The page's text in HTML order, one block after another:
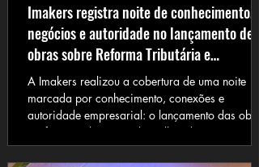
Imakers registra noite de conhecimento,
negócios e autoridade no lançamento de
obras sobre Reforma Tributária e
Networking
A Imakers realizou a cobertura de uma noite
marcada por conhecimento, conexões e
autoridade empresarial: o lançamento das obras
“Reforma Tributária sob o olhar dos
especialistas”, com participação de Andrea